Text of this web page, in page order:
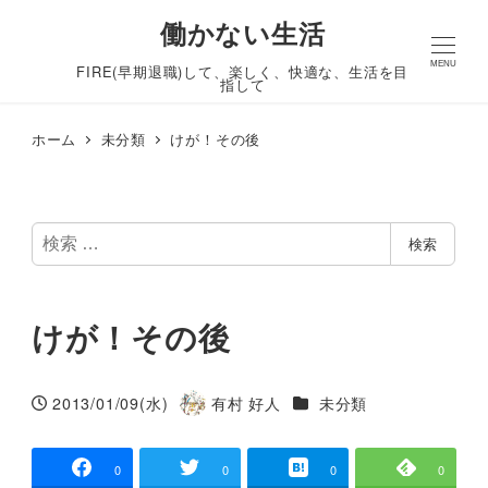
働かない生活
FIRE(早期退職)して、楽しく、快適な、生活を目
指して
MENU
ホーム 未分類 けが！その後
検
索
検索
けが！その後
投稿日
2013/01/09(水)
著
有村 好人 カテゴリー
未分類
0 0 0 0